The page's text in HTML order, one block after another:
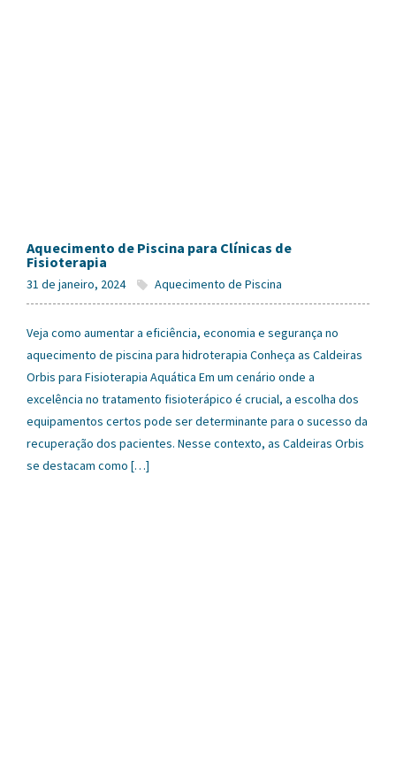
Aquecimento de Piscina para Clínicas de
Fisioterapia
31 de janeiro, 2024 Aquecimento de Piscina
Veja como aumentar a eficiência, economia e segurança no
aquecimento de piscina para hidroterapia Conheça as Caldeiras
Orbis para Fisioterapia Aquática Em um cenário onde a
excelência no tratamento fisioterápico é crucial, a escolha dos
equipamentos certos pode ser determinante para o sucesso da
recuperação dos pacientes. Nesse contexto, as Caldeiras Orbis
se destacam como […]